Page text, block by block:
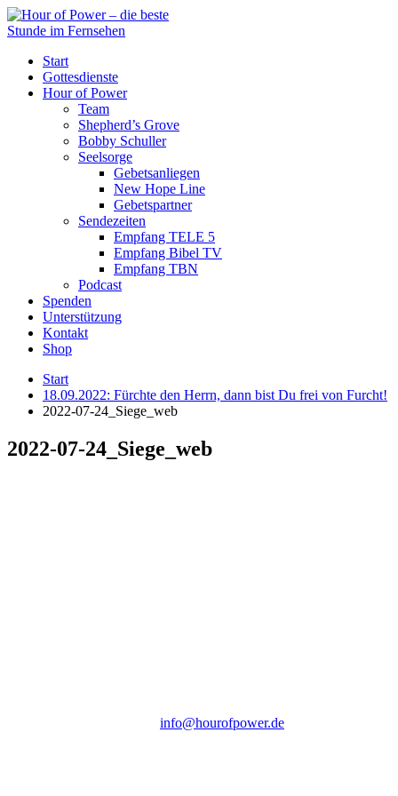
Start
Gottesdienste
Hour of Power
Team
Shepherd’s Grove
Bobby Schuller
Seelsorge
Gebetsanliegen
New Hope Line
Gebetspartner
Sendezeiten
Empfang TELE 5
Empfang Bibel TV
Empfang TBN
Podcast
Spenden
Unterstützung
Kontakt
Shop
Start
18.09.2022: Fürchte den Herrn, dann bist Du frei von Furcht!
2022-07-24_Siege_web
2022-07-24_Siege_web
info@hourofpower.de